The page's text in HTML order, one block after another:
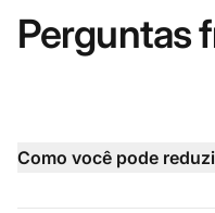
Perguntas
Como você pode